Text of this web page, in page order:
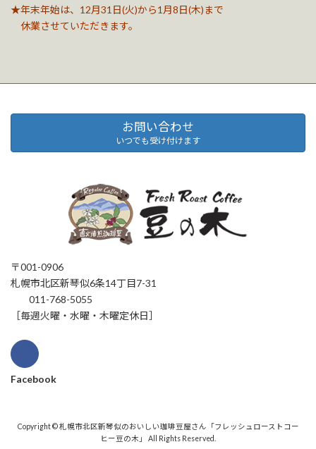
★年末年始は、12月31日(火)から1月8日(木)まで
休業させていただきます。
お問い合わせ
いつでも受け付けます
〒001-0906
札幌市北区新琴似6条14丁目7-31
011-768-5055
［毎週火曜・水曜・木曜定休日］
Facebook
Copyright © 札幌市北区新琴似のおいしい珈琲豆屋さん「フレッシュローストコー
ヒー豆の木」 All Rights Reserved.